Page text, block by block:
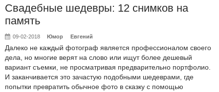
Свадебные шедевры: 12 снимков на
память
09-02-2018 Юмор Евгений
Далеко не каждый фотограф является профессионалом своего
дела, но многие верят на слово или ищут более дешевый
вариант съемки, не просматривая предварительно портфолио.
И заканчивается это зачастую подобными шедеврами, где
попытки превратить обычное фото в сказку с помощью